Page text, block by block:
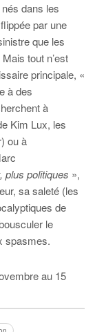
dans les
par une
que les
tout n’est
principale, «
à des
à
Kim Lux, les
ou à
plus politiques »,
sa saleté (les
de
le
spasmes.
au 15